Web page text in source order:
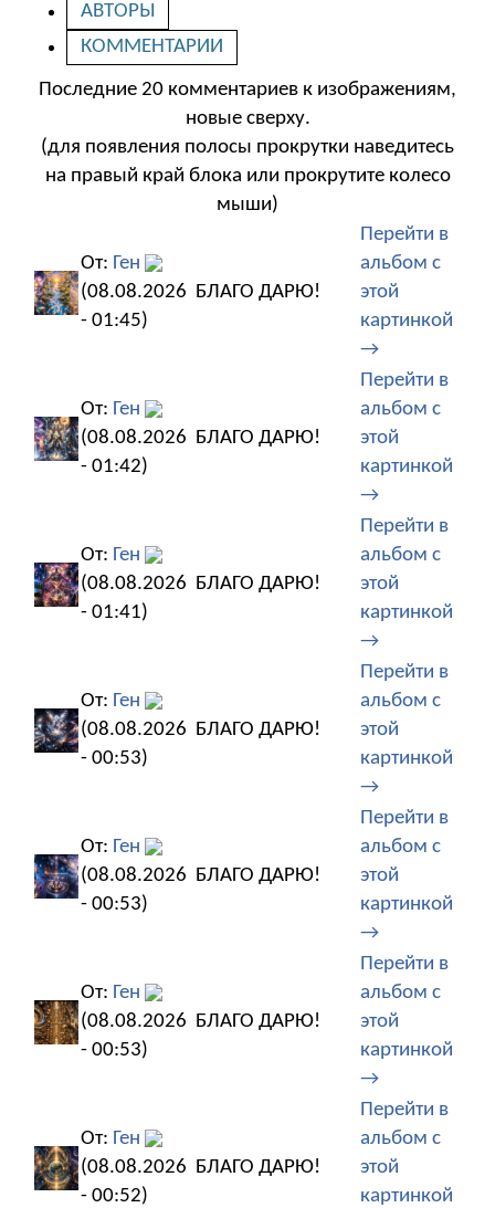
АВТОРЫ
КОММЕНТАРИИ
Последние 20 комментариев к изображениям,
новые сверху.
(для появления полосы прокрутки наведитесь
на правый край блока или прокрутите колесо
мыши)
От: Ген
(08.08.2026
- 01:45)
БЛАГО ДАРЮ!
Перейти в
альбом с
этой
картинкой
→
От: Ген
(08.08.2026
- 01:42)
БЛАГО ДАРЮ!
Перейти в
альбом с
этой
картинкой
→
От: Ген
(08.08.2026
- 01:41)
БЛАГО ДАРЮ!
Перейти в
альбом с
этой
картинкой
→
От: Ген
(08.08.2026
- 00:53)
БЛАГО ДАРЮ!
Перейти в
альбом с
этой
картинкой
→
От: Ген
(08.08.2026
- 00:53)
БЛАГО ДАРЮ!
Перейти в
альбом с
этой
картинкой
→
От: Ген
(08.08.2026
- 00:53)
БЛАГО ДАРЮ!
Перейти в
альбом с
этой
картинкой
→
От: Ген
(08.08.2026
- 00:52)
БЛАГО ДАРЮ!
Перейти в
альбом с
этой
картинкой